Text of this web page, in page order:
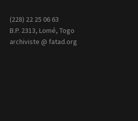
(228) 22 25 06 63
B.P. 2313, Lomé, Togo
archiviste @ fatad.org